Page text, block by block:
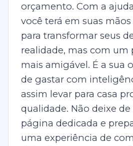
orçamento. Com a
você terá em suas
para transformar seus
realidade, mas com um
mais amigável. É a sua
de gastar com
assim levar para casa
qualidade. Não deixe
página dedicada e
uma experiência de